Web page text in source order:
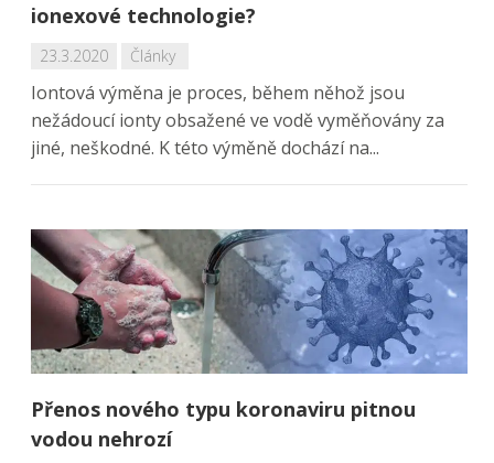
ionexové technologie?
23.3.2020 Články
Iontová výměna je proces, během něhož jsou
nežádoucí ionty obsažené ve vodě vyměňovány za
jiné, neškodné. K této výměně dochází na...
Přenos nového typu koronaviru pitnou
vodou nehrozí